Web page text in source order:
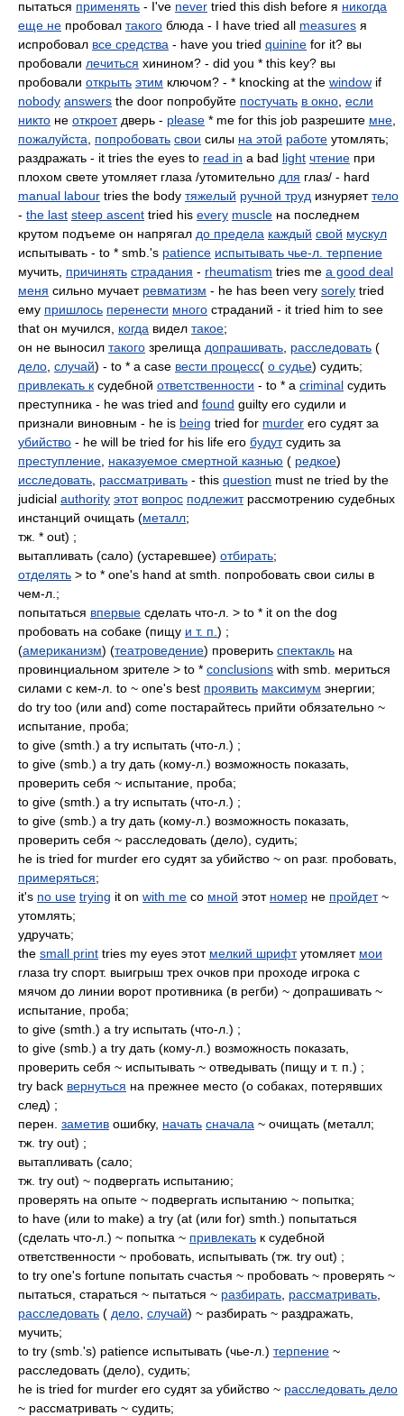
пытаться применять - I've never tried this dish before я никогда
еще не пробовал такого блюда - I have tried all measures я
испробовал все средства - have you tried quinine for it? вы
пробовали лечиться хинином? - did you * this key? вы
пробовали открыть этим ключом? - * knocking at the window if
nobody answers the door попробуйте постучать в окно если
никто не откроетдверь - please * me for this job разрешите мне
пожалуйста
попробовать свои силы на этой работе утомлять;
раздражать - it tries the eyes to read in a bad light чтение при
плохом свете утомляет глаза /утомительно для глаз/ - hard
manual labour tries the body тяжелый ручной труд изнуряеттело
- the last steep ascent tried his every muscle на последнем
крутом подъеме он напрягал до предела каждый свой мускул
испытывать - to * smb.'s patience испытывать чье-л. терпение
мучить, причинять страдания - rheumatism tries me a good deal
меня сильно мучает ревматизм - he has been very sorely tried
ему пришлось перенести много страданий - it tried him to see
that он мучился, когда видел такое;
он не выносил такого зрелища допрашивать расследовать (
дело случай) - to * a case вести процесс( о судье) судить;
привлекать к судебной ответственности - to * a criminal судить
преступника - he was tried and found guilty его судили и
признали виновным - he is being tried for murder его судят за
убийство - he will be tried for his life его будутсудить за
преступление наказуемое смертной казнью ( редкое)
исследовать рассматривать - this question must ne tried by the
judicial authority этот вопрос подлежитрассмотрению судебных
инстанций очищать (металл;
тж. * out) ;
вытапливать (сало) (устаревшее) отбирать;
отделять > to * one's hand at smth. попробовать свои силы в
чем-л.;
попытаться впервые сделать что-л. > to * it on the dog
пробовать на собаке (пищу и т. п. ) ;
(американизм) (театроведение) проверить спектакль на
провинциальном зрителе > to * conclusions with smb. мериться
силами с кем-л. to ~ one's best проявить максимум энергии;
do try too (или and) come постарайтесь прийти обязательно ~
испытание, проба;
to give (smth.) a try испытать (что-л.) ;
to give (smb.) a try дать (кому-л.) возможность показать,
проверить себя ~ испытание, проба;
to give (smth.) a try испытать (что-л.) ;
to give (smb.) a try дать (кому-л.) возможность показать,
проверить себя ~ расследовать (дело), судить;
he is tried for murder его судят за убийство ~ on разг. пробовать,
примеряться;
it's no use trying it on with me со мной этот номер не пройдет~
утомлять;
удручать;
the small print tries my eyes этот мелкий шрифтутомляет мои
глаза try спорт. выигрыш трех очков при проходе игрока с
мячом до линии ворот противника (в регби) ~ допрашивать ~
испытание, проба;
to give (smth.) a try испытать (что-л.) ;
to give (smb.) a try дать (кому-л.) возможность показать,
проверить себя ~ испытывать ~ отведывать (пищу и т. п.) ;
try back вернуться на прежнее место (о собаках, потерявших
след) ;
перен. заметив ошибку, начать сначала ~ очищать (металл;
тж. try out) ;
вытапливать (сало;
тж. try out) ~ подвергать испытанию;
проверять на опыте ~ подвергать испытанию ~ попытка;
to have (или to make) a try (at (или for) smth.) попытаться
(сделать что-л.) ~ попытка ~ привлекать к судебной
ответственности ~ пробовать, испытывать (тж. try out) ;
to try one's fortune попытать счастья ~ пробовать ~ проверять ~
пытаться, стараться ~ пытаться ~ разбирать рассматривать
расследовать ( дело случай) ~ разбирать ~ раздражать,
мучить;
to try (smb.'s) patience испытывать (чье-л.) терпение ~
расследовать (дело), судить;
he is tried for murder его судят за убийство ~ расследовать дело
~ рассматривать ~ судить;